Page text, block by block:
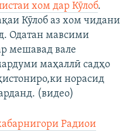
хом дар Кӯлоб.
Кӯлоб аз хом чидани
Одатан мавсими
мешавад вале
маҳаллӣ садҳо
норасид
(видео)
Радиои